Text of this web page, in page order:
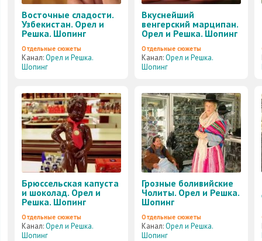
Восточные сладости.
Узбекистан. Орел и
Решка. Шопинг
Отдельные сюжеты
Канал:Орел и Решка.
Шопинг
Вкуснейший
венгерский марципан.
Орел и Решка. Шопинг
Отдельные сюжеты
Канал:Орел и Решка.
Шопинг
Брюссельская капуста
и шоколад. Орел и
Решка. Шопинг
Отдельные сюжеты
Канал:Орел и Решка.
Шопинг
Грозные боливийские
Чолиты. Орел и Решка.
Шопинг
Отдельные сюжеты
Канал:Орел и Решка.
Шопинг